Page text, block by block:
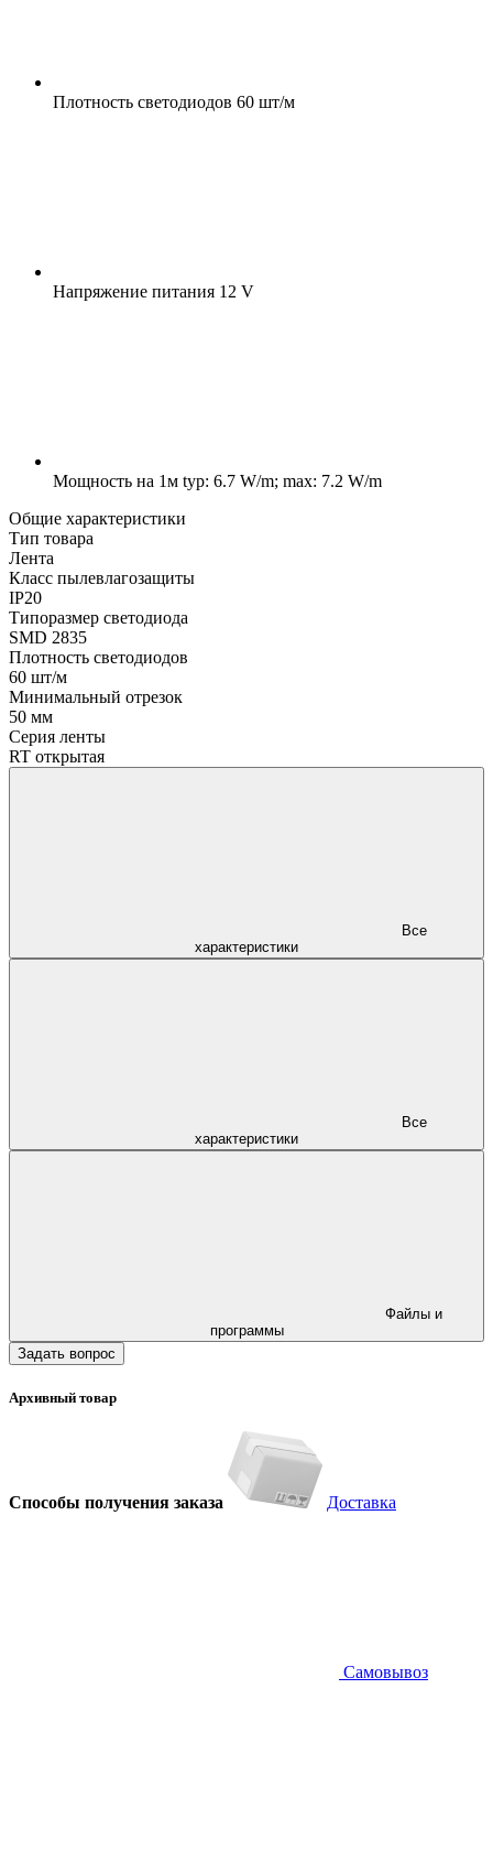
Плотность светодиодов 60 шт/м
Напряжение питания 12 V
Мощность на 1м typ: 6.7 W/m; max: 7.2 W/m
Общие характеристики
Тип товара
Лента
Класс пылевлагозащиты
IP20
Типоразмер светодиода
SMD 2835
Плотность светодиодов
60 шт/м
Минимальный отрезок
50 мм
Серия ленты
RT открытая
характеристики
характеристики
программы
Задать вопрос
Архивный товар
Способы получения заказа Доставка
Самовывоз